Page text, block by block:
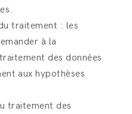
traitement : les
à la
des données
aux hypothèses
traitement des